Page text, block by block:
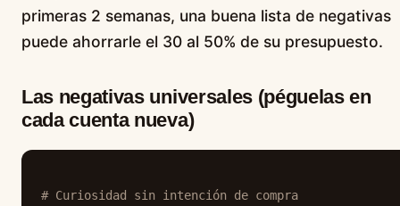
primeras 2 semanas, una buena lista de negativas
puede ahorrarle el 30 al 50% de su presupuesto.
Las negativas universales (péguelas en
cada cuenta nueva)
# Curiosidad sin intención de compra